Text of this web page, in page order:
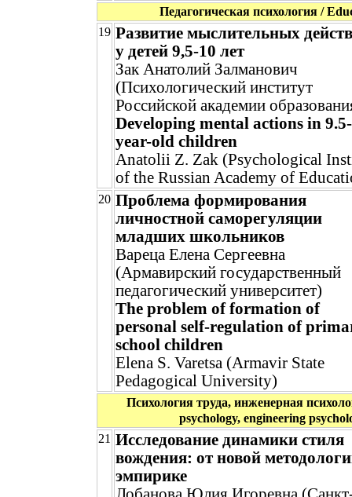
Педагогическая психология /
19 Развитие мыслительных
у детей 9,5-10 лет
Зак Анатолий Залманович
(Психологический институт
Российской академии
Developing mental actions in
year-old children
Anatolii Z. Zak (Psychological
of the Russian Academy of
20 Проблема формирования
личностной саморегуляции
младших школьников
Вареца Елена Сергеевна
(Армавирский государственный
педагогический университет)
The problem of formation of
personal self-regulation of
school children
Elena S. Varetsa (Armavir State
Pedagogical University)
Психология труда, инженерная
psychology, engineering
21 Исследование динамики стиля
вождения: от новой
эмпирике